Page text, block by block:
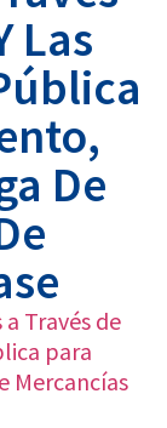
Las
De
Través de
para
Mercancías